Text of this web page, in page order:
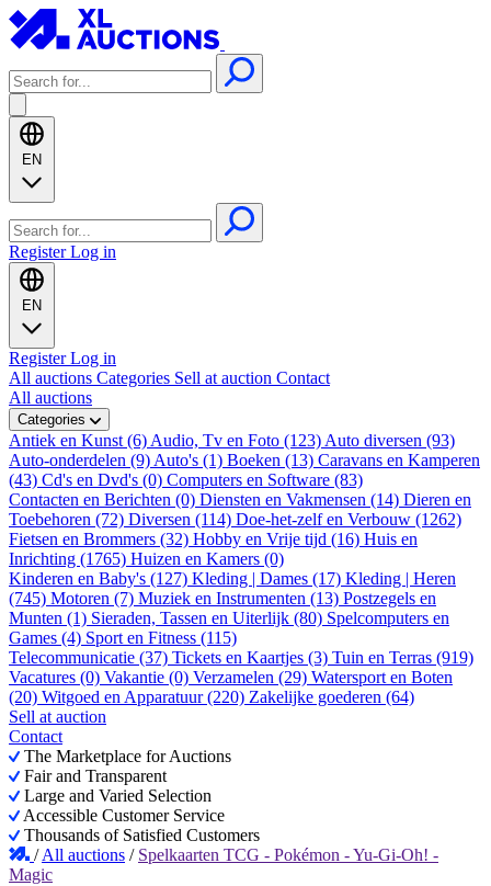
EN
RegisterLog in
EN
RegisterLog in
All auctions Categories Sell at auction Contact
All auctions
Categories
Antiek en Kunst (6) Audio, Tv en Foto (123) Auto diversen (93)
Auto-onderdelen (9) Auto's (1) Boeken (13) Caravans en Kamperen
(43) Cd's en Dvd's (0) Computers en Software (83)
Contacten en Berichten (0) Diensten en Vakmensen (14) Dieren en
Toebehoren (72) Diversen (114) Doe-het-zelf en Verbouw (1262)
Fietsen en Brommers (32) Hobby en Vrije tijd (16) Huis en
Inrichting (1765) Huizen en Kamers (0)
Kinderen en Baby's (127) Kleding | Dames (17) Kleding | Heren
(745) Motoren (7) Muziek en Instrumenten (13) Postzegels en
Munten (1) Sieraden, Tassen en Uiterlijk (80) Spelcomputers en
Games (4) Sport en Fitness (115)
Telecommunicatie (37) Tickets en Kaartjes (3) Tuin en Terras (919)
Vacatures (0) Vakantie (0) Verzamelen (29) Watersport en Boten
(20) Witgoed en Apparatuur (220) Zakelijke goederen (64)
Sell at auction
Contact
The Marketplace for Auctions
Fair and Transparent
Large and Varied Selection
Accessible Customer Service
Thousands of Satisfied Customers
/All auctions / Spelkaarten TCG - Pokémon - Yu-Gi-Oh! -
Magic